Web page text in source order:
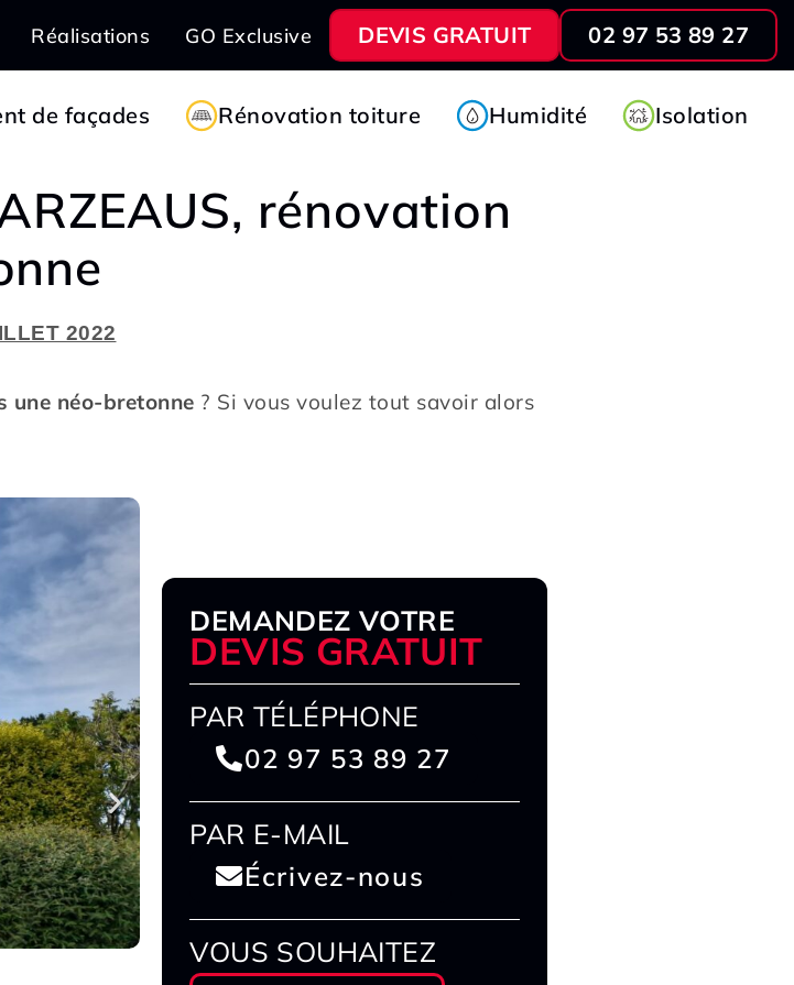
Réalisations GO Exclusive DEVIS GRATUIT 02 97 53 89 27
de façades Rénovation toiture Humidité Isolation
rénovation
2022
une néo-bretonne ? Si vous voulez tout savoir alors
DEMANDEZ VOTRE
DEVIS GRATUIT
PAR TÉLÉPHONE
02 97 53 89 27
PAR E-MAIL
Écrivez-nous
VOUS SOUHAITEZ